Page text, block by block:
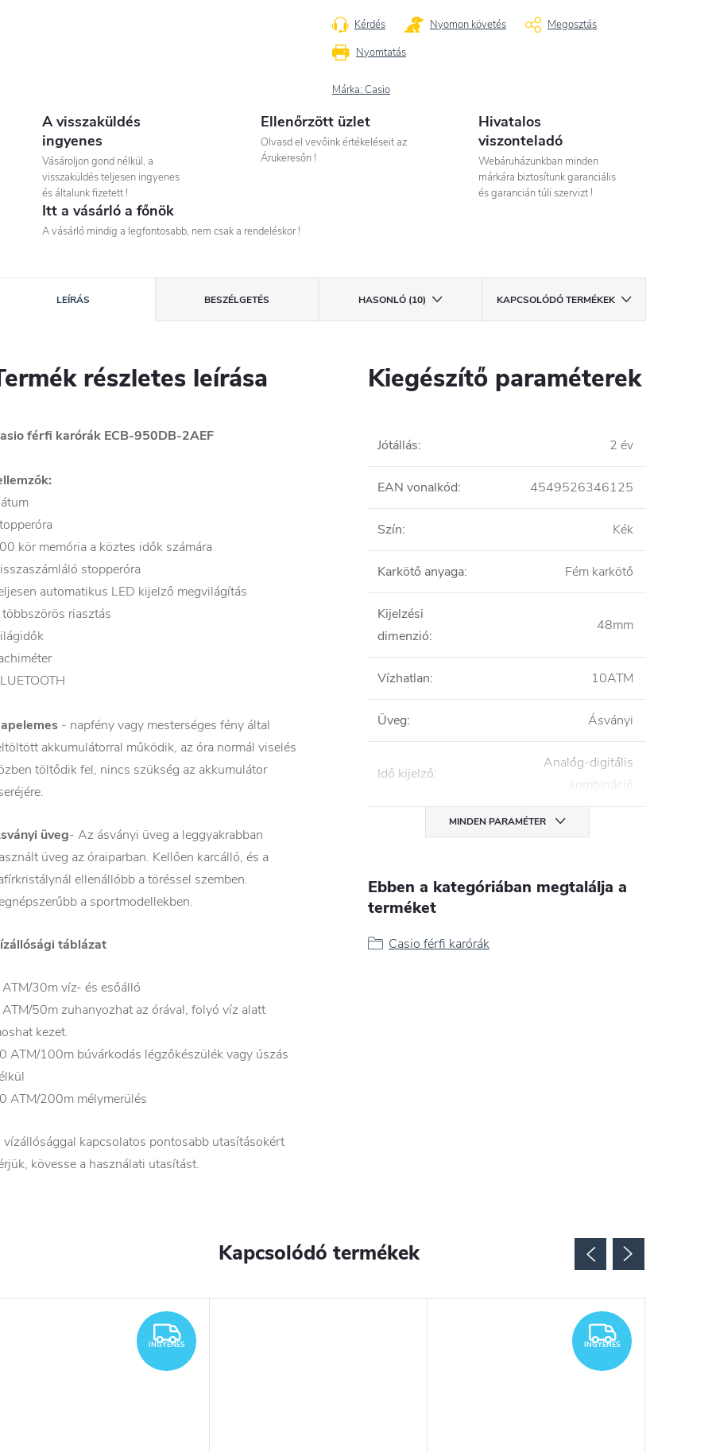
Nyomtatás
Kérdés Nyomon követés Megosztás
Márka: Casio
A visszaküldés
ingyenes
Vásároljon gond nélkül, a
visszaküldés teljesen ingyenes
és általunk fizetett !
Ellenőrzött üzlet
Olvasd el vevőink értékeléseit az
Árukeresőn !
Hivatalos
viszonteladó
Webáruházunkban minden
márkára biztosítunk garanciális
és garancián túli szervizt !
Itt a vásárló a főnök
A vásárló mindig a legfontosabb, nem csak a rendeléskor !
LEÍRÁS BESZÉLGETÉS HASONLÓ (10) KAPCSOLÓDÓ TERMÉKEK
részletes leírása
férfi karórák ECB-950DB-2AEF
kör memória a köztes idők számára
stopperóra
automatikus LED kijelző megvilágítás
riasztás
- napfény vagy mesterséges fény által
akkumulátorral működik, az óra normál viselés
töltődik fel, nincs szükség az akkumulátor
üveg- Az ásványi üveg a leggyakrabban
üveg az óraiparban. Kellően karcálló, és a
ellenállóbb a töréssel szemben.
a sportmodellekben.
táblázat
30m víz- és esőálló
50m zuhanyozhat az órával, folyó víz alatt
kezet.
ATM/100m búvárkodás légzőkészülék vagy úszás
ATM/200m mélymerülés
vízállósággal kapcsolatos pontosabb utasításokért
kövesse a használati utasítást.
Kiegészítő paraméterek
Jótállás: 2 év
EAN vonalkód: 4549526346125
Szín: Kék
Karkötő anyaga: Fém karkötő
Kijelzési
dimenzió:
48mm
Vízhatlan: 10ATM
Üveg: Ásványi
Idő kijelző:
Analóg-digitális
kombináció
MINDEN PARAMÉTER
Ebben a kategóriában megtalálja a
terméket
Casio férfi karórák
Kapcsolódó termékek
INGYENES
INGYENES INGYENES
INGYENES